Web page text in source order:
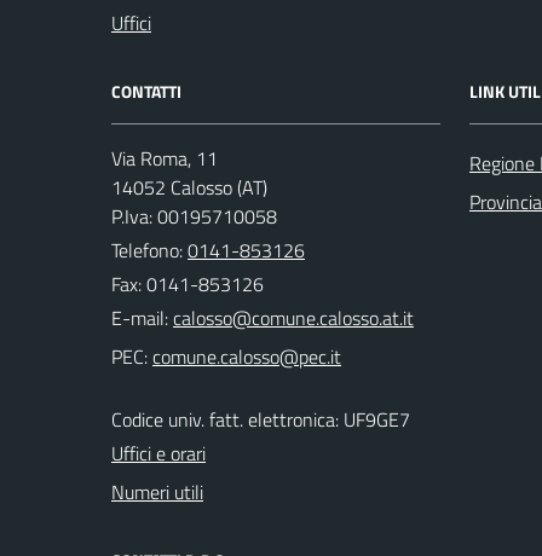
Uffici
CONTATTI
Via Roma, 11
14052 Calosso (AT)
P.Iva: 00195710058
Telefono:0141-853126
Fax: 0141-853126
E-mail:
PEC:
Codice univ. fatt. elettronica: UF9GE7
Uffici e orari
Numeri utili
LINK